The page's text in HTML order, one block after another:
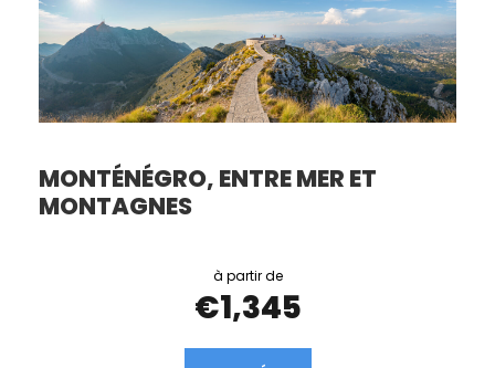
MONTÉNÉGRO, ENTRE MER ET
MONTAGNES
€1,345